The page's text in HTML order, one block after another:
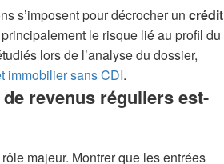
s’imposent pour décrocher un crédit
le risque lié au profil du
lors de l’analyse du dossier,
immobilier sans CDI.
revenus réguliers est-
majeur. Montrer que les entrées